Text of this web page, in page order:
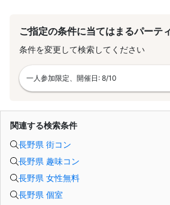
ご指定の条件に当てはまるパーテ
条件を変更して検索してください
一人参加限定、開催日: 8/10
関連する検索条件
長野県 街コン
長野県 趣味コン
長野県 女性無料
長野県 個室